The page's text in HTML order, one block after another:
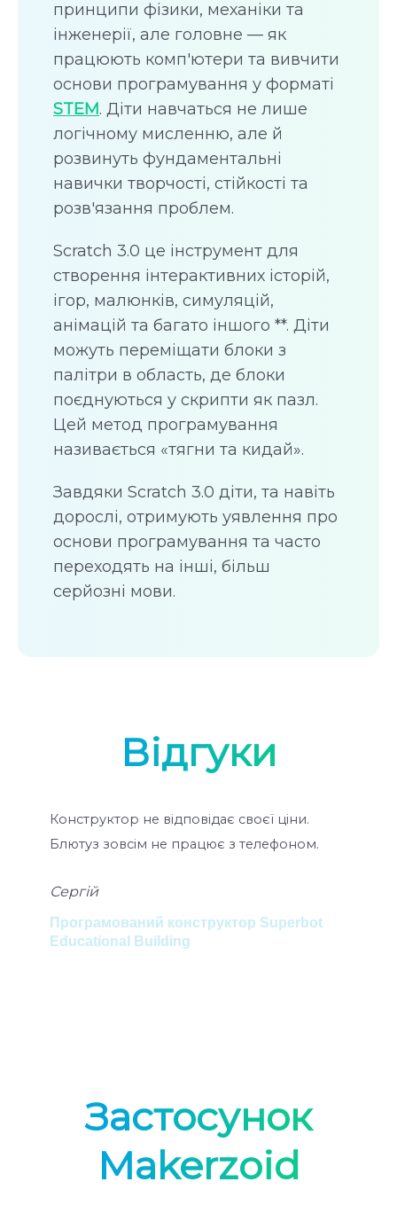
принципи фізики, механіки та
інженерії, але головне — як
працюють комп'ютери та вивчити
основи програмування у форматі
STEM. Діти навчаться не лише
логічному мисленню, але й
розвинуть фундаментальні
навички творчості, стійкості та
розв'язання проблем.
Scratch 3.0 це інструмент для
створення інтерактивних історій,
ігор, малюнків, симуляцій,
анімацій та багато іншого **. Діти
можуть переміщати блоки з
палітри в область, де блоки
поєднуються у скрипти як пазл.
Цей метод програмування
називається «тягни та кидай».
Завдяки Scratch 3.0 діти, та навіть
дорослі, отримують уявлення про
основи програмування та часто
переходять на інші, більш
серйозні мови.
Відгуки
Конструктор не відповідає своєї ціни.
Блютуз зовсім не працює з телефоном.
Сергій
Програмований конструктор Superbot
Educational Building
Застосунок
Makerzoid